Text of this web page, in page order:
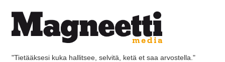
"Tietääksesi kuka hallitsee, selvitä, ketä et saa arvostella."